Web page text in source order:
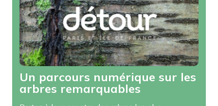
Un parcours numérique sur les
arbres remarquables